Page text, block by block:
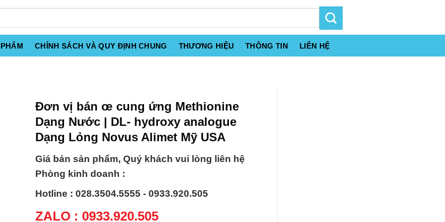
CHÍNH SÁCH VÀ QUY ĐỊNH CHUNG THƯƠNG HIỆU THÔNG TIN LIÊN HỆ
Đơn vị bán œ cung ứng Methionine
Dạng Nước | DL- hydroxy analogue
Dạng Lỏng Novus Alimet Mỹ USA
Giá bán sản phẩm, Quý khách vui lòng liên hệ
Phòng kinh doanh :
Hotline : 028.3504.5555 - 0933.920.505
ZALO : 0933.920.505